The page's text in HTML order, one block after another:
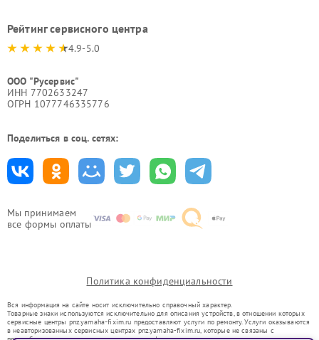
Мы принимаем
все формы оплаты
Рейтинг сервисного центра
4.9-5.0
ООО "Русервис"
ИНН 7702633247
ОГРН 1077746335776
Поделиться в соц. сетях:
Политика конфиденциальности
Вся информация на сайте носит исключительно справочный характер.
Товарные знаки используются исключительно для описания устройств, в отношении которых
сервисные центры pnz.yamaha-fixim.ru предоставляют услуги по ремонту. Услуги оказываются
в неавторизованных сервисных центрах pnz.yamaha-fixim.ru, которые не связаны с